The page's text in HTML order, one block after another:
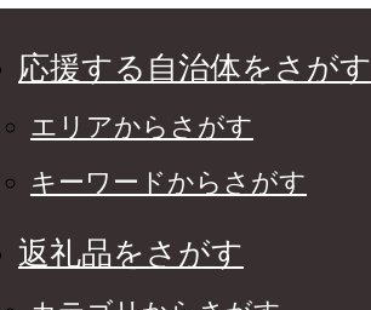
応援する自治体をさがす
エリアからさがす
キーワードからさがす
返礼品をさがす